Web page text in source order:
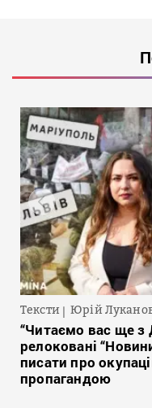
Тексти Юрій
“Читаємо вас ще з
релоковані
писати про
пропагандою